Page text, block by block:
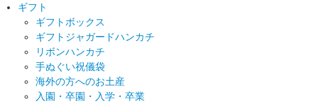
ギフト
ギフトボックス
ギフトジャガードハンカチ
リボンハンカチ
手ぬぐい祝儀袋
海外の方へのお土産
入園・卒園・入学・卒業